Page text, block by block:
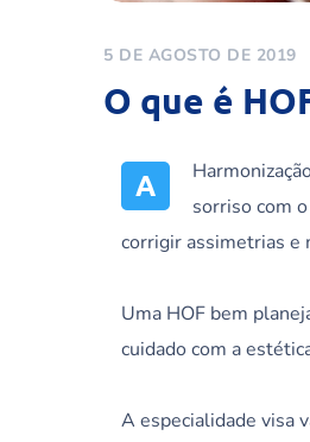
5 DE AGOSTO DE 2019
O que é
A
sorriso com
corrigir assimetrias e
Uma HOF bem
cuidado com a
A especialidade visa